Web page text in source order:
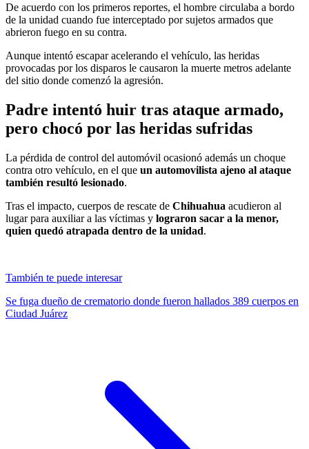
De acuerdo con los primeros reportes, el hombre circulaba a bordo
de la unidad cuando fue interceptado por sujetos armados que
abrieron fuego en su contra.
Aunque intentó escapar acelerando el vehículo, las heridas
provocadas por los disparos le causaron la muerte metros adelante
del sitio donde comenzó la agresión.
Padre intentó huir tras ataque armado,
pero chocó por las heridas sufridas
La pérdida de control del automóvil ocasionó además un choque
contra otro vehículo, en el que un automovilista ajeno al ataque
también resultó lesionado.
Tras el impacto, cuerpos de rescate de Chihuahua acudieron al
lugar para auxiliar a las víctimas y lograron sacar a la menor,
quien quedó atrapada dentro de la unidad.
También te puede interesar
Se fuga dueño de crematorio donde fueron hallados 389 cuerpos en
Ciudad Juárez